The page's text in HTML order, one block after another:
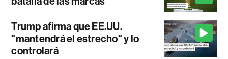
Trump afirma que EE.UU.
"mantendrá el estrecho" y lo
controlará